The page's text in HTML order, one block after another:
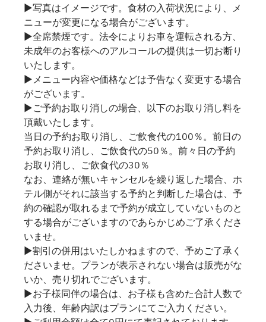
▶写真はイメージです。食材の入荷状況により、メ
ニューが変更になる場合がございます。
▶全席禁煙です。法令によりお車を運転される方、
未成年のお客様へのアルコールの提供は一切お断り
いたします。
▶メニュー内容や価格などは予告なく変更する場合
がございます。
▶ご予約お取り消しの場合、以下のお取り消し料を
頂戴いたします。
当日の予約お取り消し、ご飲食代の100％。前日の
予約お取り消し、ご飲食代の50％。前々日の予約
お取り消し、ご飲食代の30％
なお、連絡が無いキャンセルを繰り返した場合、ホ
テル側がそれに該当する予約と判断した場合は、予
約の確認が取れるまで予約が成立していないものと
する場合がございますのであらかじめご了承くださ
いませ。
▶割引の併用はいたしかねますので、予めご了承く
ださいませ。プランが表示されない場合は販売がな
いか、売り切れでございます。
▶お子様同伴の場合は、お子様も含めた合計人数で
入力後、年齢内訳はプランにてご入力ください。